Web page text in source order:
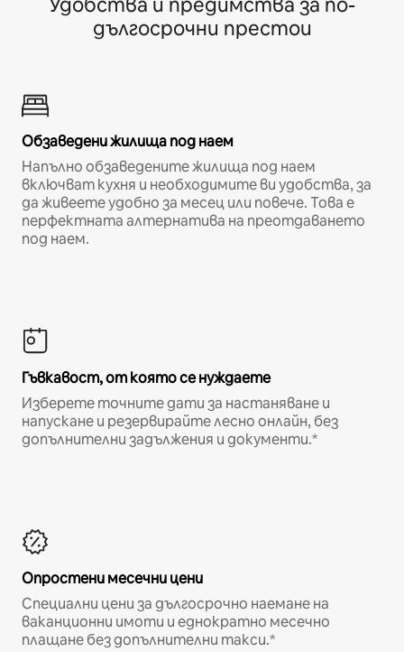
дългосрочни престои
Обзаведени жилища под наем
Напълно обзаведените жилища под наем
включват кухня и необходимите ви удобства, за
да живеете удобно за месец или повече. Това е
перфектната алтернатива на преотдаването
под наем.
Гъвкавост, от която се нуждаете
Изберете точните дати за настаняване и
напускане и резервирайте лесно онлайн, без
допълнителни задължения и документи.*
Опростени месечни цени
Специални цени за дългосрочно наемане на
ваканционни имоти и еднократно месечно
плащане без допълнителни такси.*